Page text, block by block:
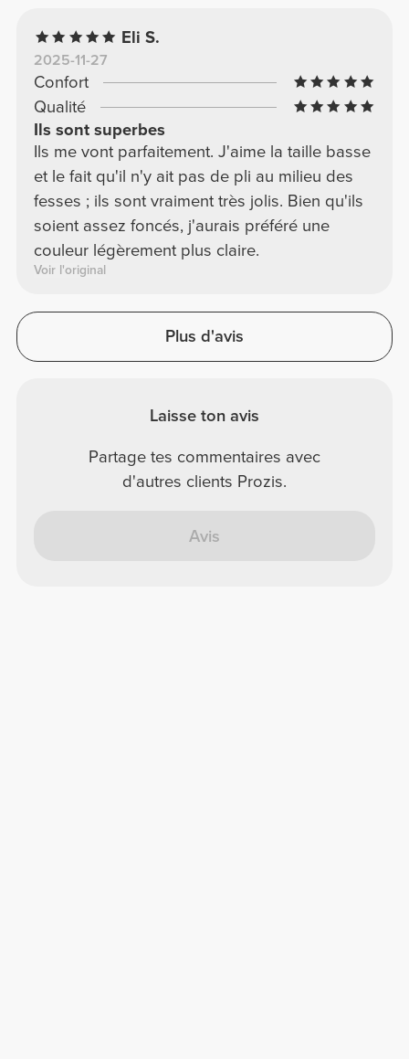
Eli S.
2025-11-27
Confort
Qualité
Ils sont superbes
Ils me vont parfaitement. J'aime la taille basse
et le fait qu'il n'y ait pas de pli au milieu des
fesses ; ils sont vraiment très jolis. Bien qu'ils
soient assez foncés, j'aurais préféré une
couleur légèrement plus claire.
Voir l'original
Plus d'avis
Laisse ton avis
Partage tes commentaires avec
d'autres clients Prozis.
Avis